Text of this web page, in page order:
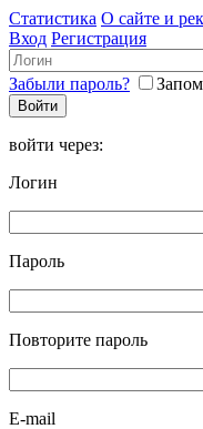
Статистика О сайте и
Вход Регистрация
Забыли пароль?
войти через:
Логин
Пароль
Повторите пароль
E-mail